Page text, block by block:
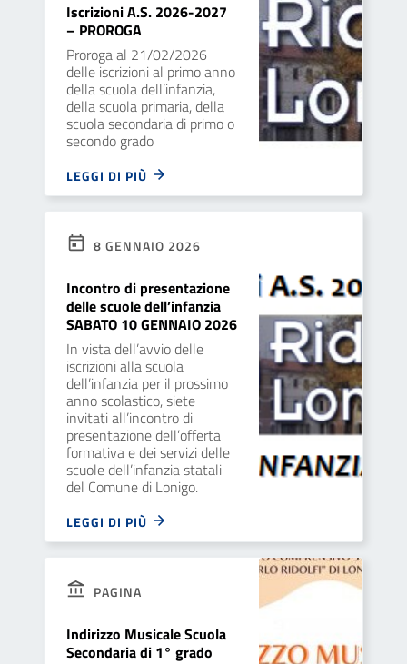
Iscrizioni A.S. 2026-2027
– PROROGA
Proroga al 21/02/2026
delle iscrizioni al primo anno
della scuola dell’infanzia,
della scuola primaria, della
scuola secondaria di primo o
secondo grado
LEGGI DI PIÙ
8 GENNAIO 2026
Incontro di presentazione
delle scuole dell’infanzia
SABATO 10 GENNAIO 2026
In vista dell’avvio delle
iscrizioni alla scuola
dell’infanzia per il prossimo
anno scolastico, siete
invitati all’incontro di
presentazione dell’offerta
formativa e dei servizi delle
scuole dell’infanzia statali
del Comune di Lonigo.
LEGGI DI PIÙ
PAGINA
Indirizzo Musicale Scuola
Secondaria di 1° grado